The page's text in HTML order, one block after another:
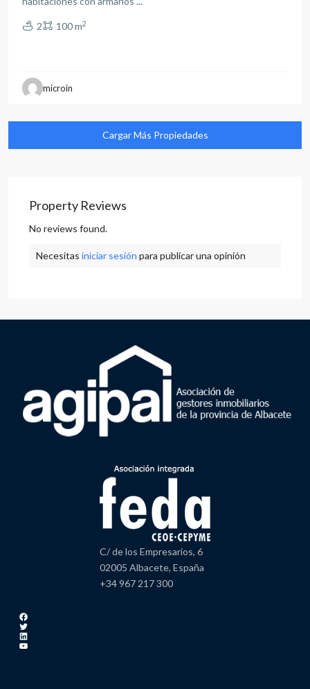
2 100 m2
microin
Property Reviews
No reviews found.
Necesitas iniciar sesión para publicar una opinión
C/ de los Empresarios, 6
02005 Albacete, España
+34 967 217 300
Facebook
Twitter
LinkedIn
YouTube